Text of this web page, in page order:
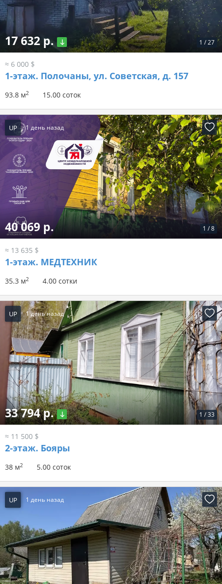
1 /27
17 632 р.
≈ 6 000 $
1-этаж. Полочаны, ул. Советская, д. 157
93.8 м2 15.00 соток
UP 1 день назад
1 /8
40 069 р.
≈ 13 635 $
1-этаж. МЕДТЕХНИК
35.3 м2 4.00 сотки
UP 1 день назад
1 /33
33 794 р.
≈ 11 500 $
2-этаж. Бояры
38 м2 5.00 соток
UP 1 день назад